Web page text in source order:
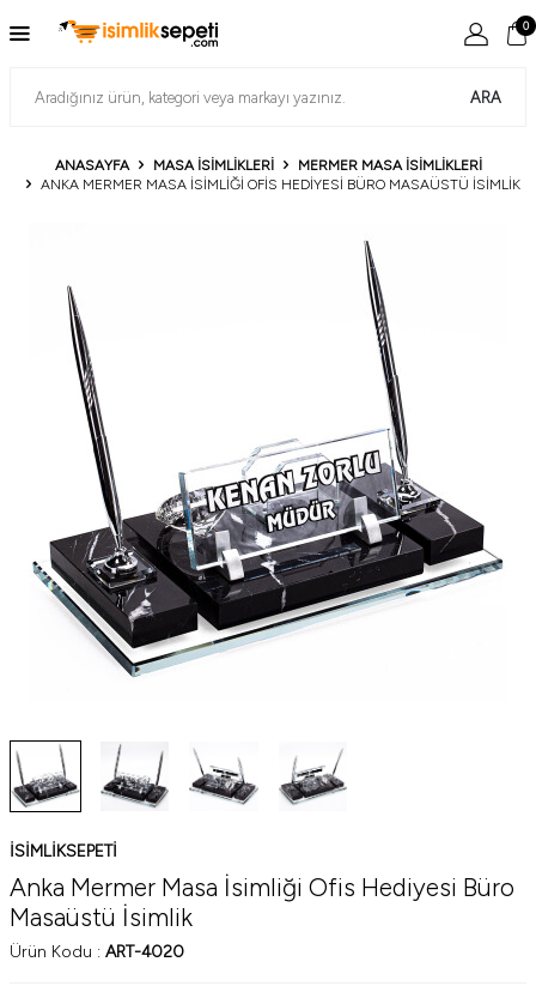
ARA
0
ANASAYFA MASA İSIMLIKLERI
MERMER MASA İSIMLIKLERI
ANKA MERMER MASA İSIMLIĞI OFIS HEDIYESI BÜRO MASAÜSTÜ İSIMLIK
ISIMLIKSEPETI
Anka Mermer Masa İsimliği Ofis Hediyesi Büro
Masaüstü İsimlik
Ürün Kodu : ART-4020